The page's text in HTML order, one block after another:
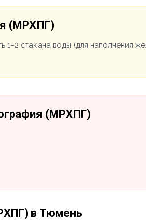
(МРХПГ)
1–2 стакана воды (для наполнения
(МРХПГ)
в Тюмень